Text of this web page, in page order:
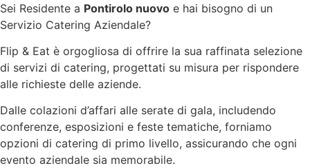
Sei Residente a Pontirolo nuovo e hai bisogno di un
Servizio Catering Aziendale?
Flip & Eat è orgogliosa di offrire la sua raffinata selezione
di servizi di catering, progettati su misura per rispondere
alle richieste delle aziende.
Dalle colazioni d’affari alle serate di gala, includendo
conferenze, esposizioni e feste tematiche, forniamo
opzioni di catering di primo livello, assicurando che ogni
evento aziendale sia memorabile.